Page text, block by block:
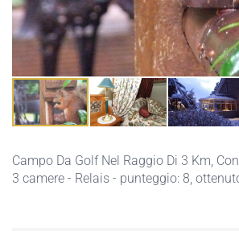
Campo Da Golf Nel Raggio Di 3 Km,
3 camere - Relais - punteggio: 8,